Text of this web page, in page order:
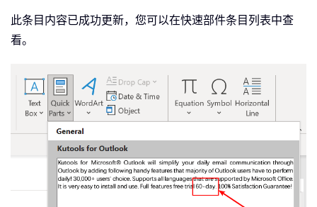
此条目内容已成功更新，您可以在快速部件条目列表中查
看。